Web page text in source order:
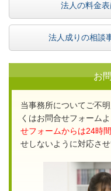
法人の料金
法人成りの相談
お
当事務所についてご不
くはお問合せフォーム
せフォームからは24時
せしないように対応させ